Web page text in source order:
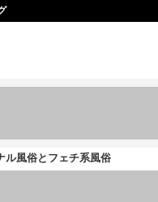
ル風俗とフェチ系風俗